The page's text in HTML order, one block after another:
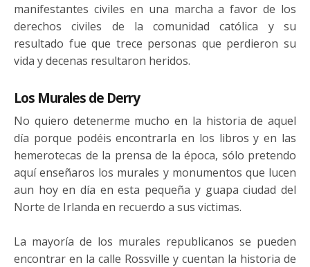
manifestantes civiles en una marcha a favor de los
derechos civiles de la comunidad católica y su
resultado fue que trece personas que perdieron su
vida y decenas resultaron heridos.
Los Murales de Derry
No quiero detenerme mucho en la historia de aquel
día porque podéis encontrarla en los libros y en las
hemerotecas de la prensa de la época, sólo pretendo
aquí enseñaros los murales y monumentos que lucen
aun hoy en día en esta pequeña y guapa ciudad del
Norte de Irlanda en recuerdo a sus victimas.
La mayoría de los murales republicanos se pueden
encontrar en la calle Rossville y cuentan la historia de